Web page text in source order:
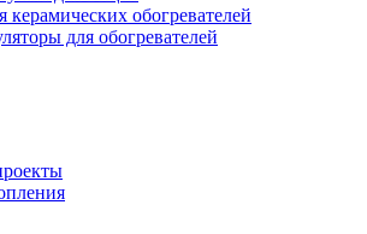
обогревателей
для обогревателей